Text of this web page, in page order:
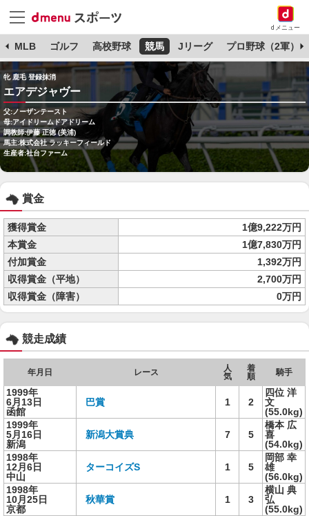
dメニュー
MLB ゴルフ 高校野球 競馬 Jリーグ プロ野球（2軍）
牝 鹿毛 登録抹消
エアデジャヴー
父:ノーザンテースト
母:アイドリームドアドリーム
調教師:伊藤 正徳 (美浦)
馬主:株式会社 ラッキーフィールド
生産者:社台ファーム
賞金
獲得賞金
1億9,222万円
本賞金
1億7,830万円
付加賞金
1,392万円
収得賞金（平地）
2,700万円
収得賞金（障害）
0万円
競走成績
年月日 レース
人
気
着
順
騎手
1999年
6月13日
函館
巴賞 1 2
四位 洋
文
(55.0kg)
1999年
5月16日
新潟
新潟大賞典 7 5
橋本 広
喜
(54.0kg)
1998年
12月6日
中山
ターコイズS 1 5
岡部 幸
雄
(56.0kg)
1998年
10月25日
京都
秋華賞 1 3
横山 典
弘
(55.0kg)